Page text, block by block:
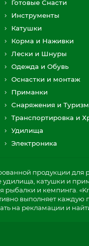
Готовые Снасти
Инструменты
Катушки
Корма и Наживки
Лески и Шнуры
Одежда и Обувь
Оснастки и монтаж
Приманки
Снаряжения и Туризм
Транспортировка и
Удилища
Электроника
продукции для
катушки и
и кемпинга.
выполняет
на рекламации и